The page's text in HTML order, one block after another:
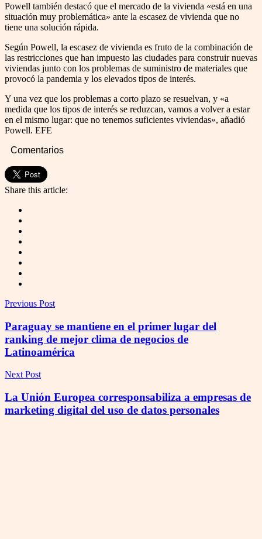
Powell también destacó que el mercado de la vivienda «está en una
situación muy problemática» ante la escasez de vivienda que no
tiene una solución rápida.
Según Powell, la escasez de vivienda es fruto de la combinación de
las restricciones que han impuesto las ciudades para construir nuevas
viviendas junto con los problemas de suministro de materiales que
provocó la pandemia y los elevados tipos de interés.
Y una vez que los problemas a corto plazo se resuelvan, y «a
medida que los tipos de interés se reduzcan, vamos a volver a estar
en el mismo lugar: que no tenemos suficientes viviendas», añadió
Powell. EFE
Comentarios
Share this article:
Previous Post
Paraguay se mantiene en el primer lugar del
ranking de mejor clima de negocios de
Latinoamérica
Next Post
La Unión Europea corresponsabiliza a empresas de
marketing digital del uso de datos personales